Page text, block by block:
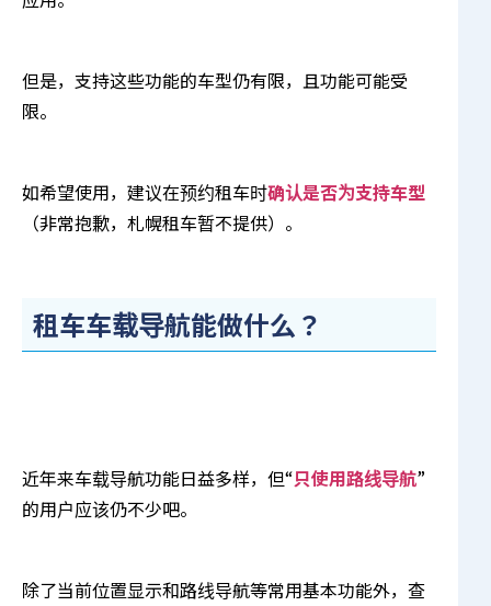
但是，支持这些功能的车型仍有限，且功能可能受
限。
如希望使用，建议在预约租车时确认是否为支持车型
（非常抱歉，札幌租车暂不提供）。
租车车载导航能做什么？
近年来车载导航功能日益多样，但“只使用路线导航”
的用户应该仍不少吧。
除了当前位置显示和路线导航等常用基本功能外，查